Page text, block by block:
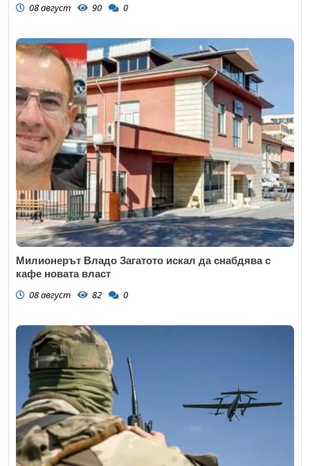
08 август 90 0
Милионерът Владо Загатото искал да снабдява с
кафе новата власт
08 август 82 0